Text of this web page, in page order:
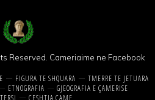
Reserved. Cameriaime ne Facebook
FIGURA TE SHQUARA
TMERRE TE JETUARA
ETNOGRAFIA
GJEOGRAFIA E ÇAMERISE
CESHTJA CAME